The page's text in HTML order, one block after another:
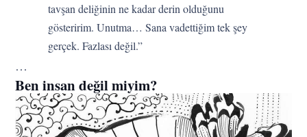
tavşan deliğinin ne kadar derin olduğunu
gösteririm. Unutma… Sana vadettiğim tek şey
gerçek. Fazlası değil.”
…
Ben insan değil miyim?